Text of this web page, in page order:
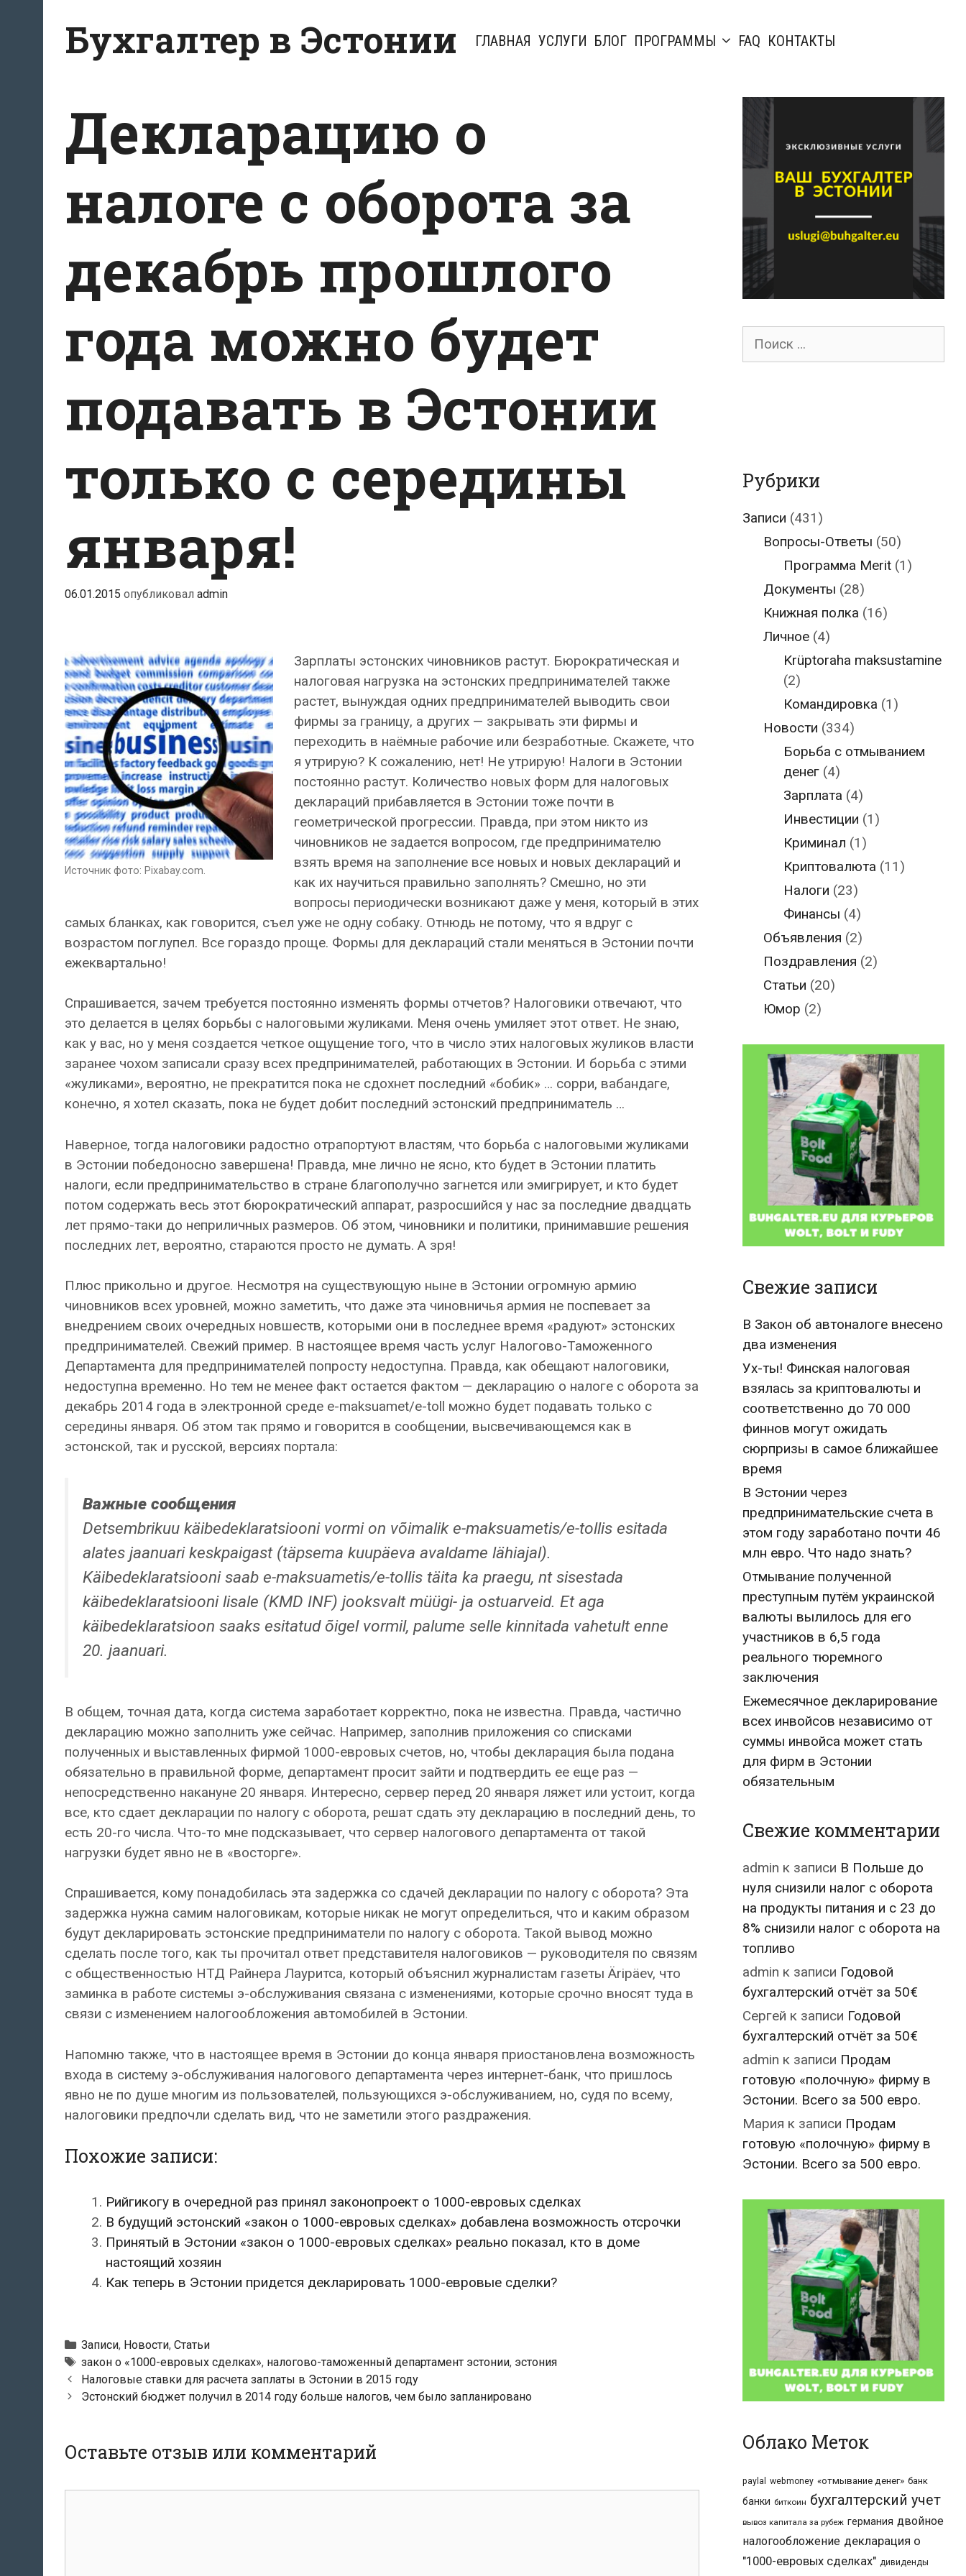
содержанию
Бухгалтер в Эстонии ГЛАВНАЯ УСЛУГИ БЛОГ ПРОГРАММЫ FAQ КОНТАКТЫ
Декларацию о
налоге с оборота за
декабрь прошлого
года можно будет
подавать в Эстонии
только с середины
января!
06.01.2015 опубликовал admin
Источник фото: Pixabay.com.
Зарплаты эстонских чиновников растут. Бюрократическая и
налоговая нагрузка на эстонских предпринимателей также
растет, вынуждая одних предпринимателей выводить свои
фирмы за границу, а других — закрывать эти фирмы и
переходить в наёмные рабочие или безработные. Скажете, что
я утрирую? К сожалению, нет! Не утрирую! Налоги в Эстонии
постоянно растут. Количество новых форм для налоговых
деклараций прибавляется в Эстонии тоже почти в
геометрической прогрессии. Правда, при этом никто из
чиновников не задается вопросом, где предпринимателю
взять время на заполнение все новых и новых деклараций и
как их научиться правильно заполнять? Смешно, но эти
вопросы периодически возникают даже у меня, который в этих
самых бланках, как говорится, съел уже не одну собаку. Отнюдь не потому, что я вдруг с
возрастом поглупел. Все гораздо проще. Формы для деклараций стали меняться в Эстонии почти
ежеквартально!
Спрашивается, зачем требуется постоянно изменять формы отчетов? Налоговики отвечают, что
это делается в целях борьбы с налоговыми жуликами. Меня очень умиляет этот ответ. Не знаю,
как у вас, но у меня создается четкое ощущение того, что в число этих налоговых жуликов власти
заранее чохом записали сразу всех предпринимателей, работающих в Эстонии. И борьба с этими
«жуликами», вероятно, не прекратится пока не сдохнет последний «бобик» … сорри, вабандаге,
конечно, я хотел сказать, пока не будет добит последний эстонский предприниматель …
Наверное, тогда налоговики радостно отрапортуют властям, что борьба с налоговыми жуликами
в Эстонии победоносно завершена! Правда, мне лично не ясно, кто будет в Эстонии платить
налоги, если предпринимательство в стране благополучно загнется или эмигрирует, и кто будет
потом содержать весь этот бюрократический аппарат, разросшийся у нас за последние двадцать
лет прямо-таки до неприличных размеров. Об этом, чиновники и политики, принимавшие решения
последних лет, вероятно, стараются просто не думать. А зря!
Плюс прикольно и другое. Несмотря на существующую ныне в Эстонии огромную армию
чиновников всех уровней, можно заметить, что даже эта чиновничья армия не поспевает за
внедрением своих очередных новшеств, которыми они в последнее время «радуют» эстонских
предпринимателей. Свежий пример. В настоящее время часть услуг Налогово-Таможенного
Департамента для предпринимателей попросту недоступна. Правда, как обещают налоговики,
недоступна временно. Но тем не менее факт остается фактом — декларацию о налоге с оборота за
декабрь 2014 года в электронной среде e-maksuamet/e-toll можно будет подавать только с
середины января. Об этом так прямо и говорится в сообщении, высвечивающемся как в
эстонской, так и русской, версиях портала:
Bажные сообщения
Detsembrikuu käibedeklaratsiooni vormi on võimalik e-maksuametis/e-tollis esitada
alates jaanuari keskpaigast (täpsema kuupäeva avaldame lähiajal).
Käibedeklaratsiooni saab e-maksuametis/e-tollis täita ka praegu, nt sisestada
käibedeklaratsiooni lisale (KMD INF) jooksvalt müügi- ja ostuarveid. Et aga
käibedeklaratsioon saaks esitatud õigel vormil, palume selle kinnitada vahetult enne
20. jaanuari.
В общем, точная дата, когда система заработает корректно, пока не известна. Правда, частично
декларацию можно заполнить уже сейчас. Например, заполнив приложения со списками
полученных и выставленных фирмой 1000-евровых счетов, но, чтобы декларация была подана
обязательно в правильной форме, департамент просит зайти и подтвердить ее еще раз —
непосредственно накануне 20 января. Интересно, сервер перед 20 января ляжет или устоит, когда
все, кто сдает декларации по налогу с оборота, решат сдать эту декларацию в последний день, то
есть 20-го числа. Что-то мне подсказывает, что сервер налогового департамента от такой
нагрузки будет явно не в «восторге».
Спрашивается, кому понадобилась эта задержка со сдачей декларации по налогу с оборота? Эта
задержка нужна самим налоговикам, которые никак не могут определиться, что и каким образом
будут декларировать эстонские предприниматели по налогу с оборота. Такой вывод можно
сделать после того, как ты прочитал ответ представителя налоговиков — руководителя по связям
с общественностью НТД Райнера Лауритса, который объяснил журналистам газеты Äripäev, что
заминка в работе системы э-обслуживания связана с изменениями, которые срочно вносят туда в
связи с изменением налогообложения автомобилей в Эстонии.
Напомню также, что в настоящее время в Эстонии до конца января приостановлена возможность
входа в систему э-обслуживания налогового департамента через интернет-банк, что пришлось
явно не по душе многим из пользователей, пользующихся э-обслуживанием, но, судя по всему,
налоговики предпочли сделать вид, что не заметили этого раздражения.
Похожие записи:
Рийгикогу в очередной раз принял законопроект о 1000-евровых сделках
В будущий эстонский «закон о 1000-евровых сделках» добавлена возможность отсрочки
Принятый в Эстонии «закон о 1000-евровых сделках» реально показал, кто в доме
настоящий хозяин
Как теперь в Эстонии придется декларировать 1000-евровые сделки?
Рубрики
Записи, Новости, Статьи
Метки
закон о «1000-евровых сделках», налогово-таможенный департамент эстонии, эстония
Навигация
по
Налоговые ставки для расчета заплаты в Эстонии в 2015 году
Эстонский бюджет получил в 2014 году больше налогов, чем было запланировано
Оставьте отзыв или комментарий
Поиск
Рубрики
Записи (431)
Вопросы-Ответы (50)
Программа Merit (1)
Документы (28)
Книжная полка (16)
Личное(4)
Krüptoraha maksustamine
(2)
Командировка (1)
Новости (334)
Борьба с отмыванием
денег (4)
Зарплата (4)
Инвестиции (1)
Криминал (1)
Криптовалюта (11)
Налоги (23)
Финансы (4)
Объявления (2)
Поздравления (2)
Статьи (20)
Юмор (2)
Свежие записи
В Закон об автоналоге внесено
два изменения
Ух-ты! Финская налоговая
взялась за криптовалюты и
соответственно до 70 000
финнов могут ожидать
сюрпризы в самое ближайшее
время
В Эстонии через
предпринимательские счета в
этом году заработано почти 46
млн евро. Что надо знать?
Отмывание полученной
преступным путём украинской
валюты вылилось для его
участников в 6,5 года
реального тюремного
заключения
Ежемесячное декларирование
всех инвойсов независимо от
суммы инвойса может стать
для фирм в Эстонии
обязательным
Свежие комментарии
admin к записи В Польше до
нуля снизили налог с оборота
на продукты питания и с 23 до
8% снизили налог с оборота на
топливо
admin к записи Годовой
бухгалтерский отчёт за 50€
Сергей к записи Годовой
бухгалтерский отчёт за 50€
admin к записи Продам
готовую «полочную» фирму в
Эстонии. Всего за 500 евро.
Мария к записи Продам
готовую «полочную» фирму в
Эстонии. Всего за 500 евро.
Облако Меток
paylal webmoney «отмывание денег» банк
банки биткоин бухгалтерский учет
вывоз капитала за рубеж германия двойное
налогообложение декларация о
"1000-евровых сделках" дивиденды